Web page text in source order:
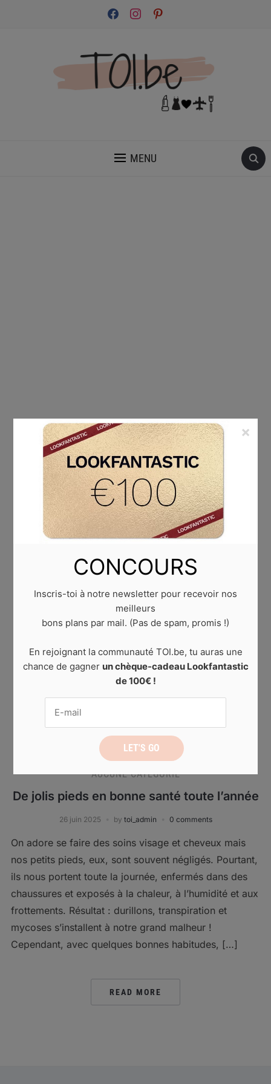
facebookinstagrampinterest
MENU
ÉTIQUETTE :HYGIÈNE
AUCUNE CATÉGORIE
De jolis pieds en bonne santé toute l’année
26 juin 2025 by toi_admin 0 comments
On adore se faire des soins visage et cheveux mais
nos petits pieds, eux, sont souvent négligés. Pourtant,
ils nous portent toute la journée, enfermés dans des
chaussures et exposés à la chaleur, à l’humidité et aux
frottements. Résultat : durillons, transpiration et
mycoses s’installent à notre grand malheur !
Cependant, avec quelques bonnes habitudes, […]
READ MORE
CONCOURS
Inscris-toi à notre newsletter pour recevoir nos
meilleurs
bons plans par mail. (Pas de spam, promis !)
En rejoignant la communauté TOI.be, tu auras une
chance de gagner un chèque-cadeau Lookfantastic
de 100€ !
×